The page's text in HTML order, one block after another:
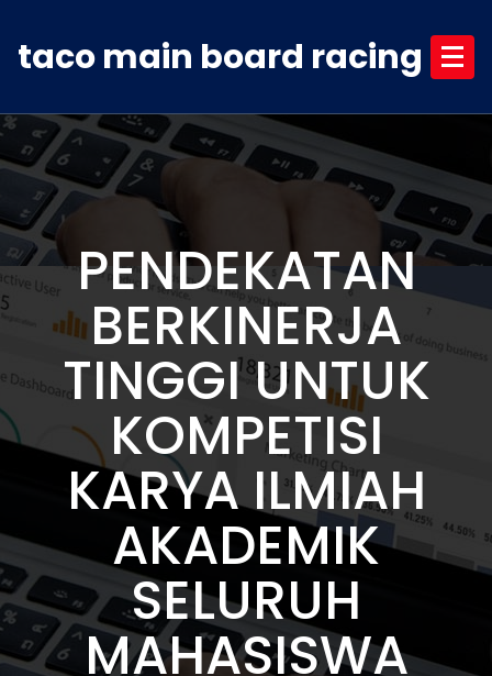
content
taco main board racing
PENDEKATAN
BERKINERJA
TINGGI UNTUK
KOMPETISI
KARYA ILMIAH
AKADEMIK
SELURUH
MAHASISWA